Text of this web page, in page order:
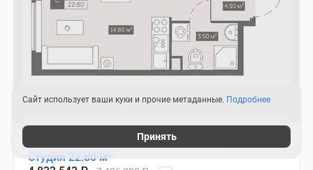
Студия 22.80 м
Сайт использует ваши куки и прочие метаданные. Подробнее
Принять